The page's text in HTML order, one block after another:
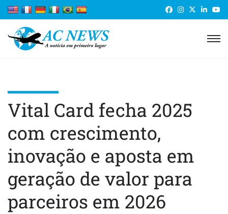
Vital Card fecha 2025
com crescimento,
inovação e aposta em
geração de valor para
parceiros em 2026